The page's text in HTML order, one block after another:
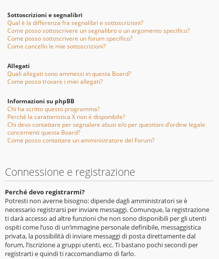
Sottoscrizioni e segnalibri
Qual è la differenza fra segnalibri e sottoscrizioni?
Come posso sottoscrivere un segnalibro o un argomento specifico?
Come posso sottoscrivere un forum specifico?
Come cancello le mie sottoscrizioni?
Allegati
Quali allegati sono ammessi in questa Board?
Come posso trovare i miei allegati?
Informazioni su phpBB
Chi ha scritto questo programma?
Perché la caratteristica X non è disponibile?
Chi devo contattare per segnalare abusi e/o per questioni d’ordine legale
concernenti questa Board?
Come posso contattare un amministratore del Forum?
Connessione e registrazione
Perché devo registrarmi?
Potresti non averne bisogno: dipende dagli amministratori se è
necessario registrarsi per inviare messaggi. Comunque, la registrazione
ti darà accesso ad altre funzioni che non sono disponibili per gli utenti
ospiti come l’uso di un’immagine personale definibile, messaggistica
privata, la possibilità di inviare messaggi di posta direttamente dal
forum, l’iscrizione a gruppi utenti, ecc. Ti bastano pochi secondi per
registrarti e quindi ti raccomandiamo di farlo.